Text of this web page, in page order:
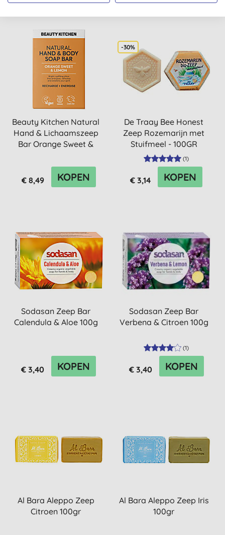
Beauty Kitchen Natural
Hand & Lichaamszeep
Bar Orange Sweet &
€ 8,49 KOPEN
-30%
De Traay Bee Honest
Zeep Rozemarijn met
Stuifmeel - 100GR
(1)
€ 3,14 KOPEN
Sodasan Zeep Bar
Calendula & Aloe 100g
€ 3,40 KOPEN
Sodasan Zeep Bar
Verbena & Citroen 100g
(1)
€ 3,40 KOPEN
Al Bara Aleppo Zeep
Citroen 100gr
Al Bara Aleppo Zeep Iris
100gr